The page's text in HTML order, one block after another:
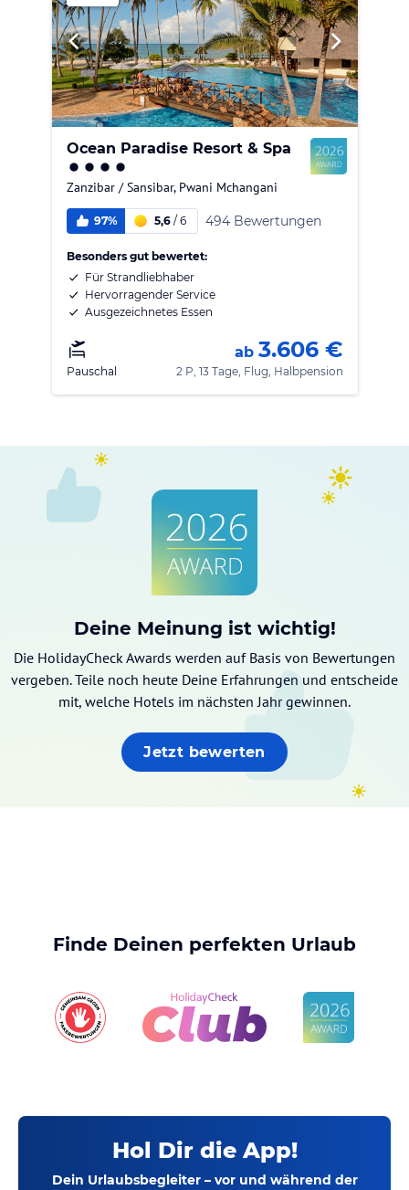
Ocean Paradise Resort & Spa
Zanzibar / Sansibar, Pwani Mchangani
97% 5,6/ 6 494 Bewertungen
Besonders gut bewertet:
Für Strandliebhaber
Hervorragender Service
Ausgezeichnetes Essen
Pauschal
ab 3.606 €
2 P, 13 Tage, Flug, Halbpension
Deine Meinung ist wichtig!
Die HolidayCheck Awards werden auf Basis von Bewertungen
vergeben. Teile noch heute Deine Erfahrungen und entscheide
mit, welche Hotels im nächsten Jahr gewinnen.
Jetzt bewerten
Finde Deinen perfekten Urlaub
Hol Dir die App!
Dein Urlaubsbegleiter – vor und während der